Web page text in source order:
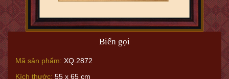
Biển gọi
Mã sản phẩm: XQ.2872
Kích thước: 55 x 65 cm